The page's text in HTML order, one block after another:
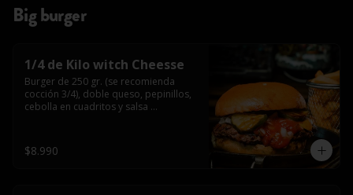
Big burger
1/4 de Kilo witch Cheesse
Burger de 250 gr. (se recomienda
cocción 3/4), doble queso, pepinillos,
cebolla en cuadritos y salsa
$8.990